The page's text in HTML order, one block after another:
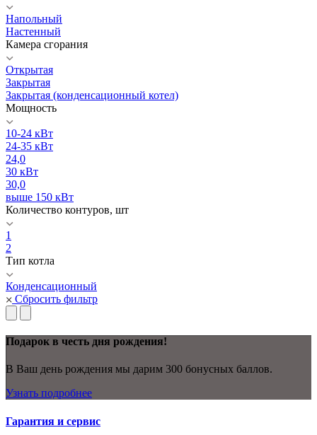
Напольный
Настенный
Камера сгорания
Открытая
Закрытая
Закрытая (конденсационный котел)
Мощность
10-24 кВт
24-35 кВт
24,0
30 кВт
30,0
выше 150 кВт
Количество контуров, шт
1
2
Тип котла
Конденсационный
Сбросить фильтр
Подарок в честь дня рождения!
В Ваш день рождения мы дарим 300 бонусных баллов.
Узнать подробнее
Гарантия и сервис